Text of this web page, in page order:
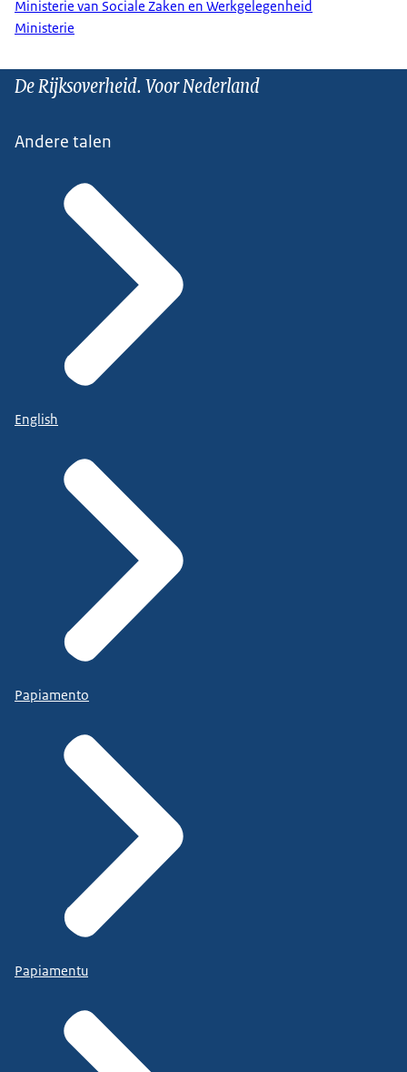
Ministerie van Sociale Zaken en Werkgelegenheid
Ministerie
De Rijksoverheid. Voor Nederland
Andere talen
English
Papiamento
Papiamentu